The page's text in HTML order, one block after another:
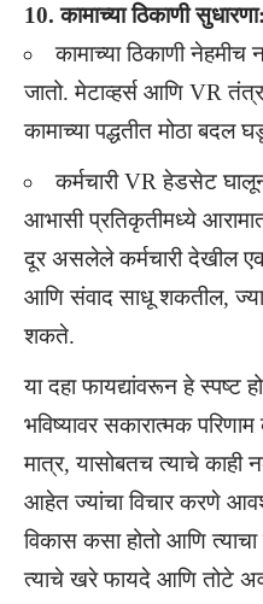
10. कामाच्या ठिकाणी सुधारणा:
कामाच्या ठिकाणी नेहमीच
जातो. मेटाव्हर्स आणि VR
कामाच्या पद्धतीत मोठा बदल
कर्मचारी VR हेडसेट
आभासी प्रतिकृतीमध्ये
दूर असलेले कर्मचारी देखील
आणि संवाद साधू शकतील,
शकते.
या दहा फायद्यांवरून हे स्पष्ट
भविष्यावर सकारात्मक
मात्र, यासोबतच त्याचे
आहेत ज्यांचा विचार करणे
विकास कसा होतो आणि
त्याचे खरे फायदे आणि तोटे